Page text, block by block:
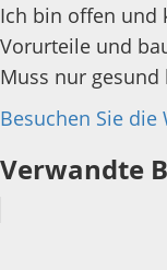
Ich bin offen und
Vorurteile und
Muss nur
Besuchen Sie die
Verwandte